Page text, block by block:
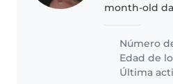
month-old
and reliable
interested,
contact me
Número
Edad de
Última